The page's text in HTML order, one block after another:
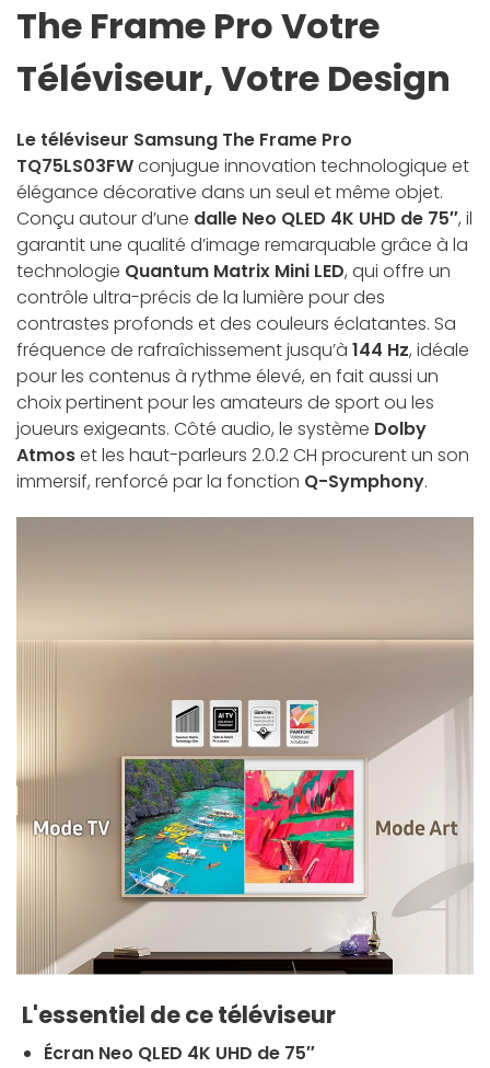
The Frame Pro Votre
Téléviseur, Votre Design
Le téléviseur Samsung The Frame Pro
TQ75LS03FWconjugue innovation technologique et
élégance décorative dans un seul et même objet.
Conçu autour d’une dalle Neo QLED 4K UHD de 75″, il
garantit une qualité d’image remarquable grâce à la
technologie Quantum Matrix Mini LED, qui offre un
contrôle ultra-précis de la lumière pour des
contrastes profonds et des couleurs éclatantes. Sa
fréquence de rafraîchissement jusqu’à 144 Hz, idéale
pour les contenus à rythme élevé, en fait aussi un
choix pertinent pour les amateurs de sport ou les
joueurs exigeants. Côté audio, le système Dolby
Atmoset les haut-parleurs 2.0.2 CH procurent un son
immersif, renforcé par la fonction Q-Symphony.
L'essentiel de ce téléviseur
Écran Neo QLED 4K UHD de 75″